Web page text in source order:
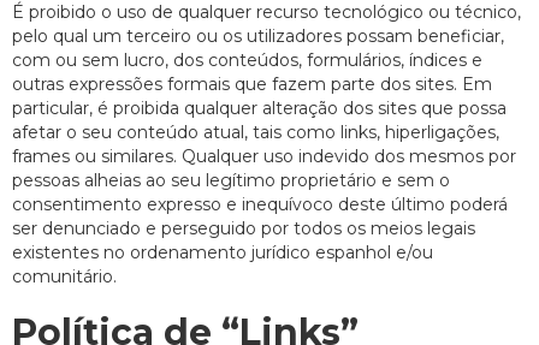
É proibido o uso de qualquer recurso tecnológico ou técnico,
pelo qual um terceiro ou os utilizadores possam beneficiar,
com ou sem lucro, dos conteúdos, formulários, índices e
outras expressões formais que fazem parte dos sites. Em
particular, é proibida qualquer alteração dos sites que possa
afetar o seu conteúdo atual, tais como links, hiperligações,
frames ou similares. Qualquer uso indevido dos mesmos por
pessoas alheias ao seu legítimo proprietário e sem o
consentimento expresso e inequívoco deste último poderá
ser denunciado e perseguido por todos os meios legais
existentes no ordenamento jurídico espanhol e/ou
comunitário.
Política de “Links”